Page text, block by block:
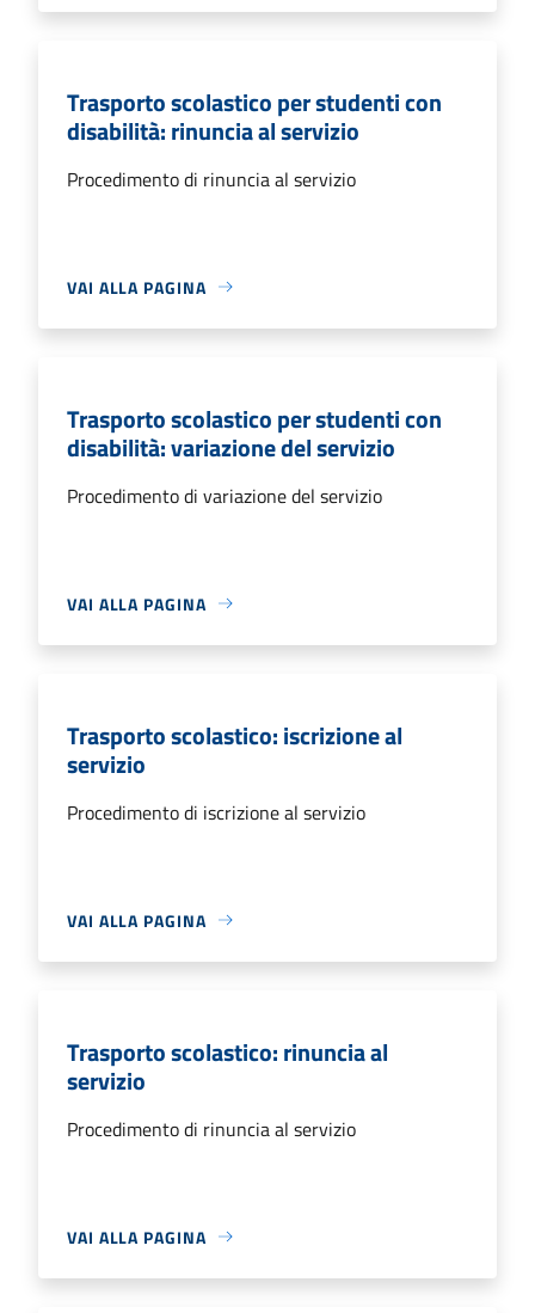
Trasporto scolastico per studenti con
disabilità: rinuncia al servizio
Procedimento di rinuncia al servizio
VAI ALLA PAGINA
Trasporto scolastico per studenti con
disabilità: variazione del servizio
Procedimento di variazione del servizio
VAI ALLA PAGINA
Trasporto scolastico: iscrizione al
servizio
Procedimento di iscrizione al servizio
VAI ALLA PAGINA
Trasporto scolastico: rinuncia al
servizio
Procedimento di rinuncia al servizio
VAI ALLA PAGINA